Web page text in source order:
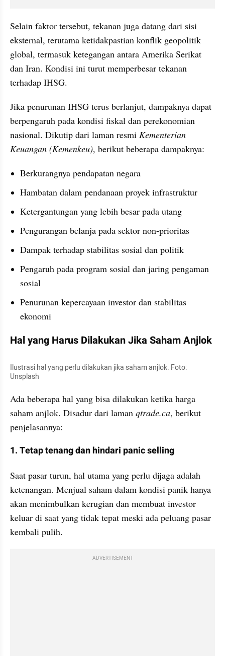
Selain faktor tersebut, tekanan juga datang dari sisi
eksternal, terutama ketidakpastian konflik geopolitik
global, termasuk ketegangan antara Amerika Serikat
dan Iran. Kondisi ini turut memperbesar tekanan
terhadap IHSG.
Jika penurunan IHSG terus berlanjut, dampaknya dapat
berpengaruh pada kondisi fiskal dan perekonomian
nasional. Dikutip dari laman resmi Kementerian
Keuangan (Kemenkeu), berikut beberapa dampaknya:
Berkurangnya pendapatan negara
Hambatan dalam pendanaan proyek infrastruktur
Ketergantungan yang lebih besar pada utang
Pengurangan belanja pada sektor non-prioritas
Dampak terhadap stabilitas sosial dan politik
Pengaruh pada program sosial dan jaring pengaman
sosial
Penurunan kepercayaan investor dan stabilitas
ekonomi
Hal yang Harus Dilakukan Jika Saham Anjlok
Ilustrasi hal yang perlu dilakukan jika saham anjlok. Foto:
Unsplash
Ada beberapa hal yang bisa dilakukan ketika harga
saham anjlok. Disadur dari laman qtrade.ca, berikut
penjelasannya:
1. Tetap tenang dan hindari panic selling
Saat pasar turun, hal utama yang perlu dijaga adalah
ketenangan. Menjual saham dalam kondisi panik hanya
akan menimbulkan kerugian dan membuat investor
keluar di saat yang tidak tepat meski ada peluang pasar
kembali pulih.
ADVERTISEMENT